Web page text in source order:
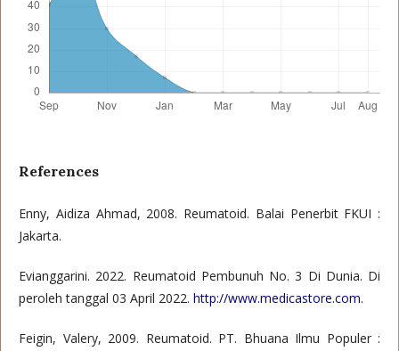
References
Enny, Aidiza Ahmad, 2008. Reumatoid. Balai Penerbit FKUI :
Jakarta.
Evianggarini. 2022. Reumatoid Pembunuh No. 3 Di Dunia. Di
peroleh tanggal 03 April 2022. http://www.medicastore.com.
Feigin, Valery, 2009. Reumatoid. PT. Bhuana Ilmu Populer :